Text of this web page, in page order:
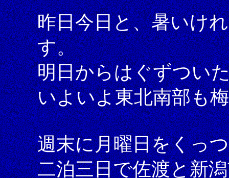
昨日今日と、暑いけ
す。
明日からはぐずつい
いよいよ東北南部も
週末に月曜日をくっ
二泊三日で佐渡と新